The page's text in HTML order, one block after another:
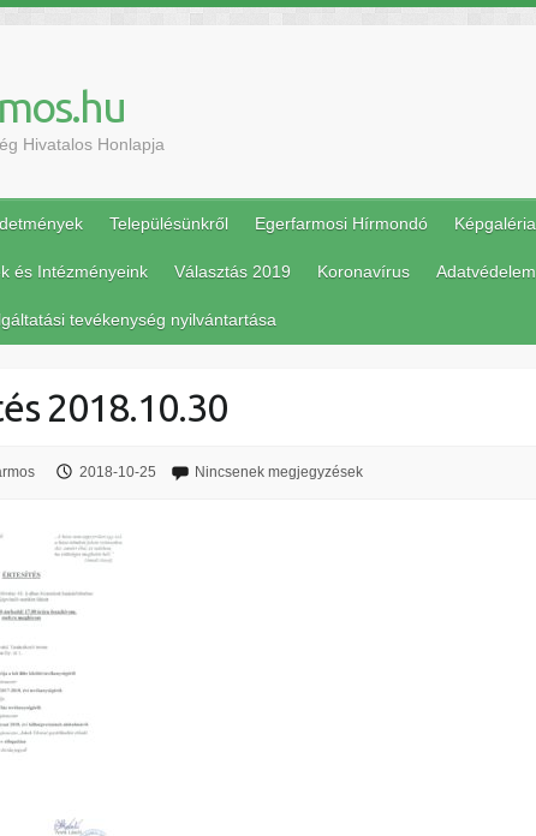
Hivatalos Honlapja
Településünkről Egerfarmosi Hírmondó Képgaléria
és Intézményeink Választás 2019 Koronavírus Adatvédelem
tevékenység nyilvántartása
2018.10.30
2018-10-25 Nincsenek megjegyzések